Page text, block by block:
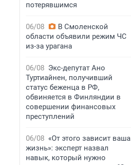
потерявшимся
06/08
В Смоленской
области объявили режим ЧС
из-за урагана
06/08 Экс-депутат Ано
Туртиайнен, получивший
статус беженца в РФ,
обвиняется в Финляндии в
совершении финансовых
преступлений
06/08 «От этого зависит ваша
жизнь»: эксперт назвал
навык, который нужно